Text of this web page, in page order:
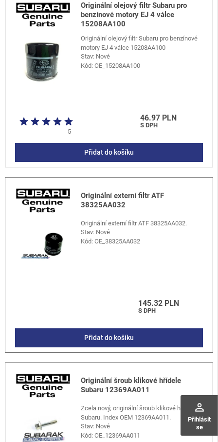
perm_identity
Přihlásit
se
Originální olejový filtr Subaru pro
benzínové motory EJ 4 válce
15208AA100
Originální olejový filtr Subaru pro benzínové
motory EJ 4 válce 15208AA100
Stav: Nové
Kód:OE_15208AA100
5
46.97 PLN
S DPH
Přidat do košíku
Originální externí filtr ATF
38325AA032
Originální externí filtr ATF 38325AA032.
Stav: Nové
Kód:OE_38325AA032
145.32 PLN
S DPH
Přidat do košíku
Originální šroub klikové hřídele
Subaru 12369AA011
Zcela nový, originální šroub klikové hřídele
Subaru. Index OEM 12369AA011.
Stav: Nové
Kód:OE_12369AA011